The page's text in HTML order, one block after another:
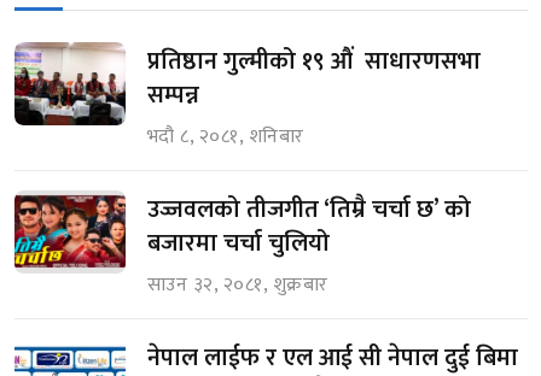
प्रतिष्ठान गुल्मीको १९ औं साधारणसभा
सम्पन्न
भदौ ८, २०८१, शनिबार
उज्जवलको तीजगीत ‘तिम्रै चर्चा छ’ को
बजारमा चर्चा चुलियो
साउन ३२, २०८१, शुक्रबार
नेपाल लाईफ र एल आई सी नेपाल दुई बिमा